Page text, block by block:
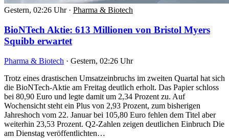
Gestern, 02:26 Uhr · Pharma & Biotech
BioNTech Aktie: 613 Millionen von Bristol Myers
Squibb erwartet
Pharma & Biotech · Gestern, 02:26 Uhr
Trotz eines drastischen Umsatzeinbruchs im zweiten Quartal hat sich
die BioNTech-Aktie am Freitag deutlich erholt. Das Papier schloss
bei 80,90 Euro und legte damit um 2,34 Prozent zu. Auf
Wochensicht steht ein Plus von 2,93 Prozent, zum bisherigen
Jahreshoch vom 22. Januar bei 105,80 Euro fehlen dem Titel aber
weiterhin 23,53 Prozent. Q2-Zahlen zeigen deutlichen Einbruch Die
am Dienstag veröffentlichten…